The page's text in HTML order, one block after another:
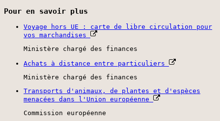
Pour en savoir plus
Voyage hors UE : carte de libre circulation pour
vos marchandises
Ministère chargé des finances
Achats à distance entre particuliers
Ministère chargé des finances
Transports d'animaux, de plantes et d'espèces
menacées dans l'Union européenne
Commission européenne